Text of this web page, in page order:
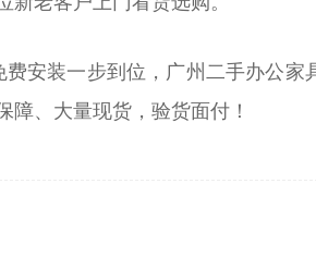
安装一步到位，广州二手办公
、大量现货，验货面付！